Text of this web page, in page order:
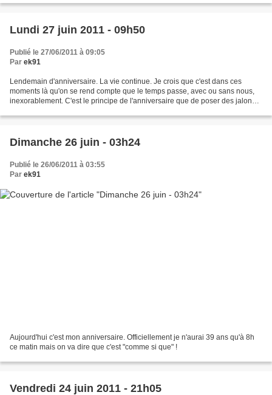
Lundi 27 juin 2011 - 09h50
Publié le 27/06/2011 à 09:05
Par ek91
Lendemain d'anniversaire. La vie continue. Je crois que c'est dans ces
moments là qu'on se rend compte que le temps passe, avec ou sans nous,
inexorablement. C'est le principe de l'anniversaire que de poser des jalons à
Dimanche 26 juin - 03h24
Publié le 26/06/2011 à 03:55
Par ek91
Aujourd'hui c'est mon anniversaire. Officiellement je n'aurai 39 ans qu'à 8h
ce matin mais on va dire que c'est "comme si que" !
Vendredi 24 juin 2011 - 21h05